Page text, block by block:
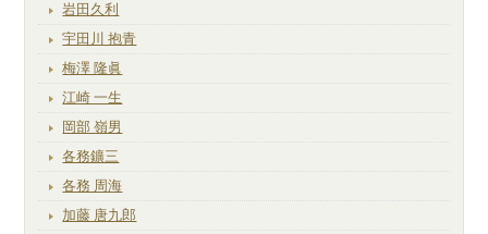
岩田久利
宇田川 抱青
梅澤 隆眞
江崎 一生
岡部 嶺男
各務鑛三
各務 周海
加藤 唐九郎